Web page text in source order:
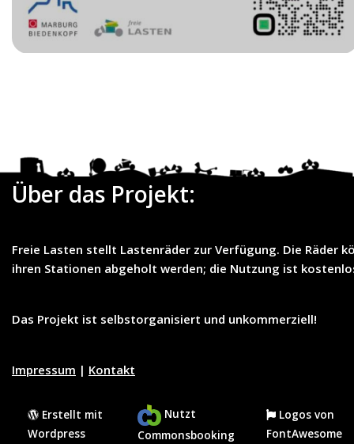
Über das Projekt:
Freie Lasten stellt Lastenräder zur Verfügung. Die Räder
ihren Stationen abgeholt werden; die Nutzung ist
Das Projekt ist selbstorganisiert und unkommerziell!
Impressum | Kontakt
Erstellt mit
Wordpress
Nutzt
Commonsbooking
Logos von
FontAwesome